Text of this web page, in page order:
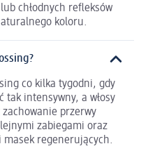
chłodnych refleksów
koloru.
co kilka tygodni, gdy
tak intensywny, a włosy
przerwy
zabiegami oraz
masek regenerujących.